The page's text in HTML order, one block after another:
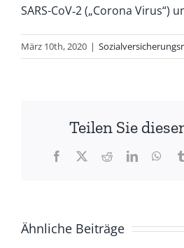
SARS-CoV‑2 („Coro­na Virus“)
März 10th, 2020 |
Teilen Sie
Facebook
X RedditLinkedIn
Ähnliche Beiträge